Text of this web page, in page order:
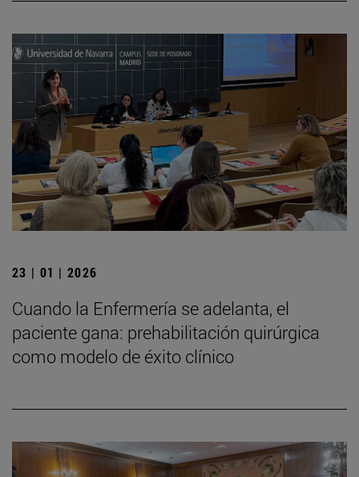
23 | 01 | 2026
Cuando la Enfermería se adelanta, el
paciente gana: prehabilitación quirúrgica
como modelo de éxito clínico